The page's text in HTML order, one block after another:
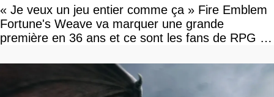
« Je veux un jeu entier comme ça » Fire Emblem
Fortune's Weave va marquer une grande
première en 36 ans et ce sont les fans de RPG en